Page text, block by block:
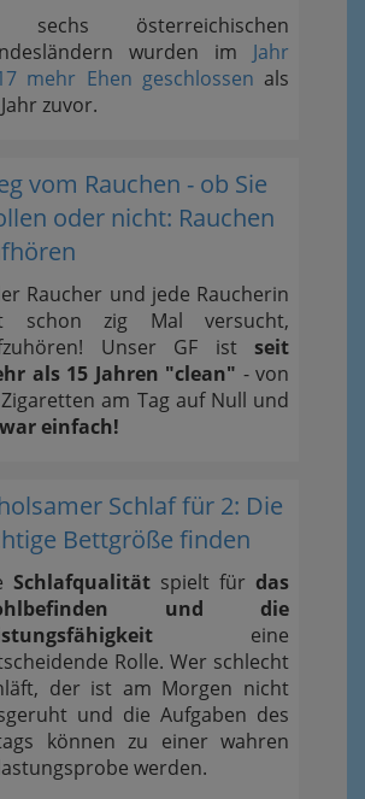
sechs österreichischen
wurden im Jahr
mehr Ehen geschlossen als
zuvor.
vom Rauchen - ob Sie
oder nicht: Rauchen
Raucher und jede Raucherin
schon zig Mal versucht,
Unser GF ist seit
als 15 Jahren "clean" - von
am Tag auf Null und
einfach!
Schlaf für 2: Die
Bettgröße finden
Schlafqualität spielt für das
und die
eine
Rolle. Wer schlecht
der ist am Morgen nicht
und die Aufgaben des
können zu einer wahren
werden.